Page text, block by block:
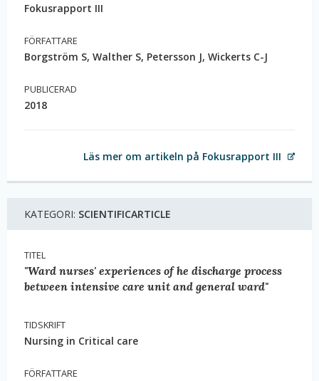
Fokusrapport III
FÖRFATTARE
Borgström S, Walther S, Petersson J, Wickerts C-J
PUBLICERAD
2018
Läs mer om artikeln på Fokusrapport III
KATEGORI: SCIENTIFICARTICLE
TITEL
"Ward nurses' experiences of he discharge process
between intensive care unit and general ward"
TIDSKRIFT
Nursing in Critical care
FÖRFATTARE